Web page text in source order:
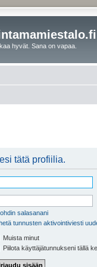
hyvät. Sana on vapaa.
tätä profiilia.
salasanani
tunnusten aktivointiviesti
Muista minut
Piilota käyttäjätunnukseni tällä